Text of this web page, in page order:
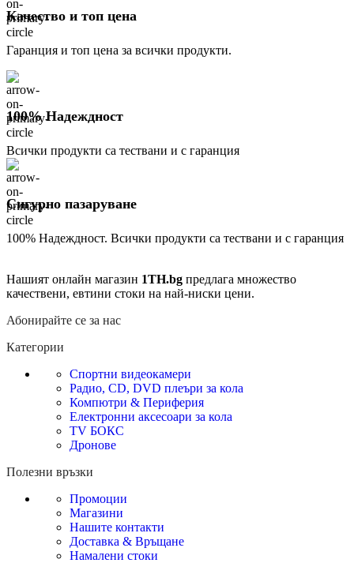
Качество и топ цена
Гаранция и топ цена за всички продукти.
100% Надеждност
Всички продукти са тествани и с гаранция
Сигурно пазаруване
100% Надеждност. Всички продукти са тествани и с гаранция
Нашият онлайн магазин 1TH.bg предлага множество
качествени, евтини стоки на най-ниски цени.
Абонирайте се за нас
Категории
Спортни видеокамери
Радио, CD, DVD плеъри за кола
Компютри & Периферия
Електронни аксесоари за кола
TV БОКС
Дронове
Полезни връзки
Промоции
Магазини
Нашите контакти
Доставка & Връщане
Намалени стоки